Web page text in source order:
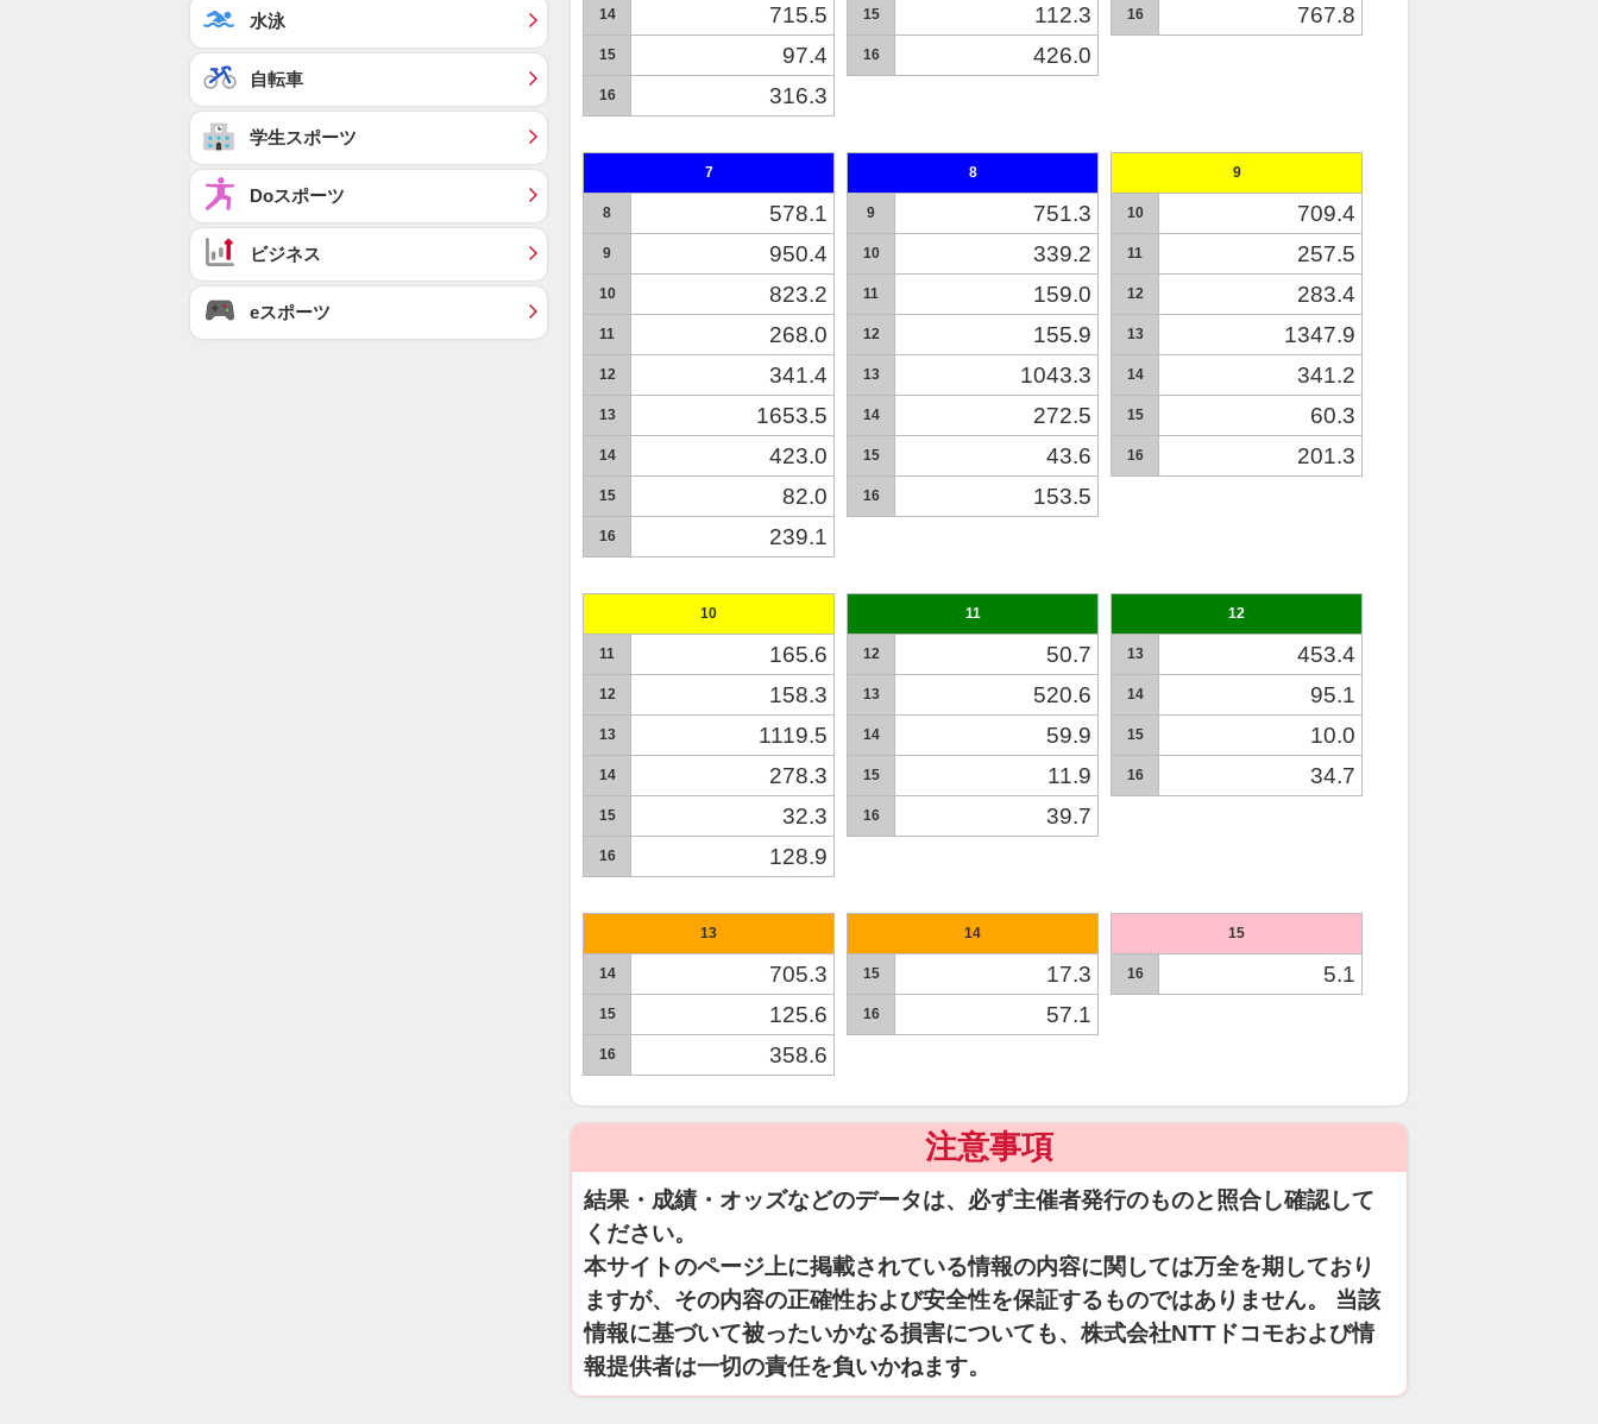
14 715.5
15 97.4
16 316.3
15 112.3
16 426.0
16 767.8
7
8 578.1
9 950.4
10 823.2
11 268.0
12 341.4
13 1653.5
14 423.0
15 82.0
16 239.1
8
9 751.3
10 339.2
11 159.0
12 155.9
13 1043.3
14 272.5
15 43.6
16 153.5
9
10 709.4
11 257.5
12 283.4
13 1347.9
14 341.2
15 60.3
16 201.3
10
11 165.6
12 158.3
13 1119.5
14 278.3
15 32.3
16 128.9
11
12 50.7
13 520.6
14 59.9
15 11.9
16 39.7
12
13 453.4
14 95.1
15 10.0
16 34.7
13
14 705.3
15 125.6
16 358.6
14
15 17.3
16 57.1
15
16 5.1
注意事項
結果・成績・オッズなどのデータは、必ず主催者発行のものと照合し確認して
ください。
本サイトのページ上に掲載されている情報の内容に関しては万全を期しており
ますが、その内容の正確性および安全性を保証するものではありません。 当該
情報に基づいて被ったいかなる損害についても、株式会社NTTドコモおよび情
報提供者は一切の責任を負いかねます。
水泳
自転車
学生スポーツ
Doスポーツ
ビジネス
eスポーツ